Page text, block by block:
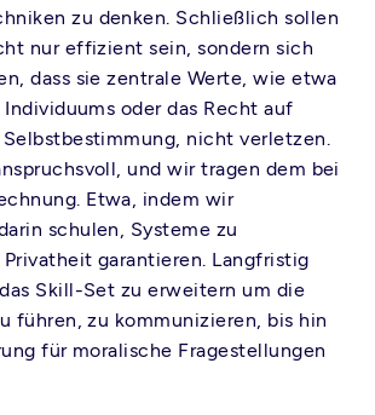
zu denken. Schließlich sollen
nur effizient sein, sondern sich
dass sie zentrale Werte, wie etwa
oder das Recht auf
nicht verletzen.
und wir tragen dem bei
Etwa, indem wir
schulen, Systeme zu
garantieren. Langfristig
Skill-Set zu erweitern um die
führen, zu kommunizieren, bis hin
für moralische Fragestellungen